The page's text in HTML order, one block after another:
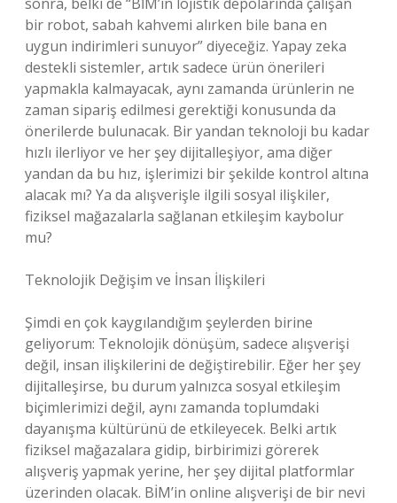
bir robot, sabah kahvemi alırken bile bana en
uygun indirimleri sunuyor” diyeceğiz. Yapay zeka
destekli sistemler, artık sadece ürün önerileri
yapmakla kalmayacak, aynı zamanda ürünlerin ne
zaman sipariş edilmesi gerektiği konusunda da
önerilerde bulunacak. Bir yandan teknoloji bu kadar
hızlı ilerliyor ve her şey dijitalleşiyor, ama diğer
yandan da bu hız, işlerimizi bir şekilde kontrol altına
alacak mı? Ya da alışverişle ilgili sosyal ilişkiler,
fiziksel mağazalarla sağlanan etkileşim kaybolur
mu?
Teknolojik Değişim ve İnsan İlişkileri
Şimdi en çok kaygılandığım şeylerden birine
geliyorum: Teknolojik dönüşüm, sadece alışverişi
değil, insan ilişkilerini de değiştirebilir. Eğer her şey
dijitalleşirse, bu durum yalnızca sosyal etkileşim
biçimlerimizi değil, aynı zamanda toplumdaki
dayanışma kültürünü de etkileyecek. Belki artık
fiziksel mağazalara gidip, birbirimizi görerek
alışveriş yapmak yerine, her şey dijital platformlar
üzerinden olacak. BİM’in online alışverişi de bir nevi